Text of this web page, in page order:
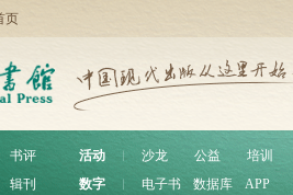
页
书评
辑刊
活动 沙龙 公益
培训
数字
电子书 数据库 APP